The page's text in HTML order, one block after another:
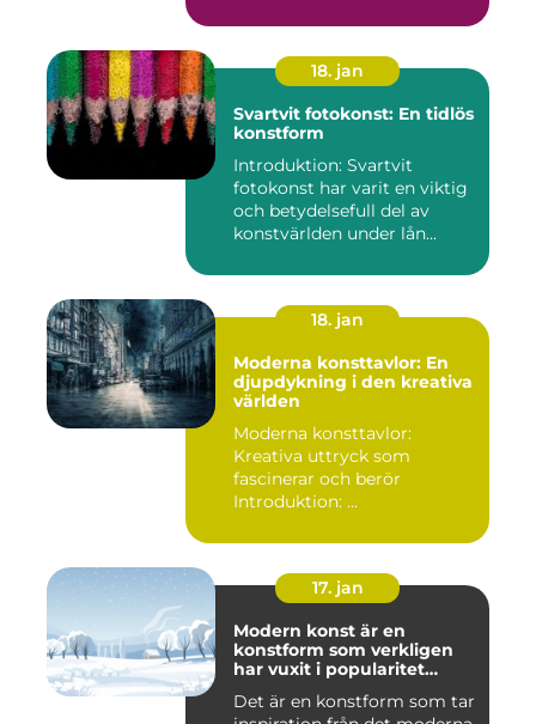
18. jan
Svartvit fotokonst: En tidlös
konstform
Introduktion: Svartvit
fotokonst har varit en viktig
och betydelsefull del av
konstvärlden under lån...
18. jan
Moderna konsttavlor: En
djupdykning i den kreativa
världen
Moderna konsttavlor:
Kreativa uttryck som
fascinerar och berör
Introduktion: ...
17. jan
Modern konst är en
konstform som verkligen
har vuxit i popularitet
decennierna
Det är en konstform som tar